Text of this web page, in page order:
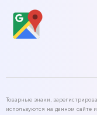
Товарные знаки,
используются на данном сайте